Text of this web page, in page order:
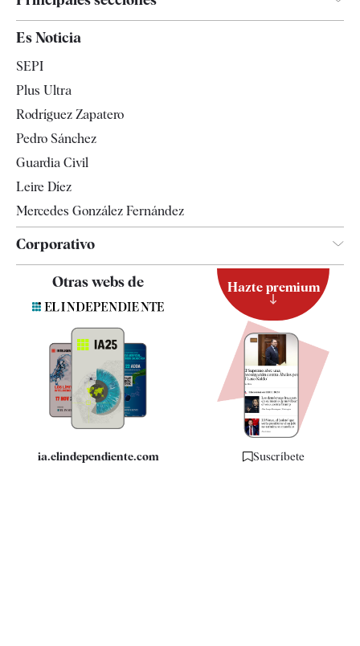
Televisión
Es Noticia
SEPI
Plus Ultra
Rodríguez Zapatero
Pedro Sánchez
Guardia Civil
Leire Díez
Mercedes González Fernández
Corporativo
Quiénes somos
Especificaciones
Otras webs de
ia.elindependiente.com
Hazte premium
Suscríbete